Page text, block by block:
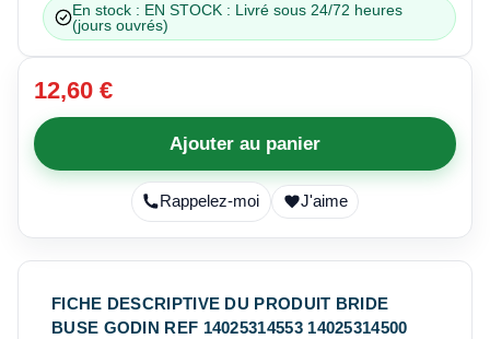
En stock : EN STOCK : Livré sous 24/72 heures
(jours ouvrés)
12,60 €
Ajouter au panier
Rappelez-moi J'aime
FICHE DESCRIPTIVE DU PRODUIT BRIDE
BUSE GODIN REF 14025314553 14025314500